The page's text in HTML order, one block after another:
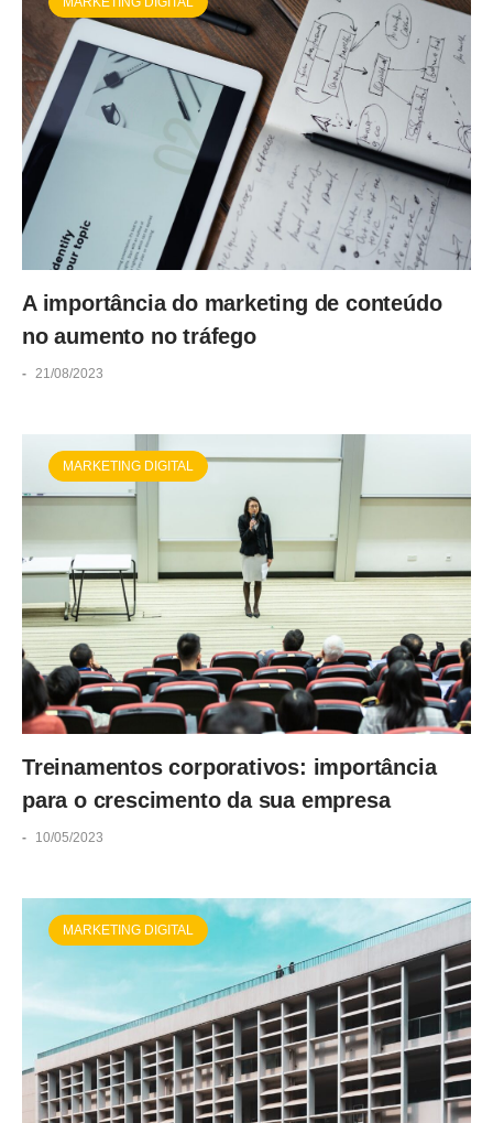
A importância do marketing de conteúdo
no aumento no tráfego
- 21/08/2023
MARKETING DIGITAL
Treinamentos corporativos: importância
para o crescimento da sua empresa
- 10/05/2023
MARKETING DIGITAL